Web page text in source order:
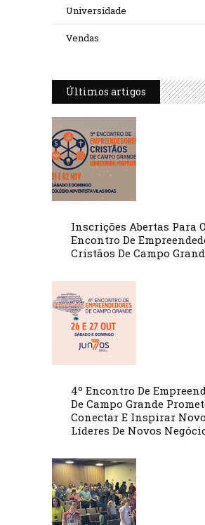
Universidade
Vendas
Últimos artigos
Inscrições Abertas Para
Encontro De
Cristãos De Campo
4º Encontro De
De Campo Grande
Conectar E Inspirar
Líderes De Novos